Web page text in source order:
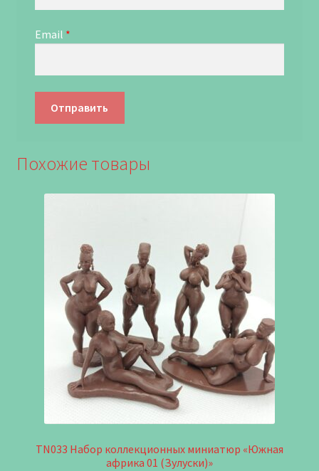
Email *
Похожие товары
TN033 Набор коллекционных миниатюр «Южная
африка 01 (Зулуски)»